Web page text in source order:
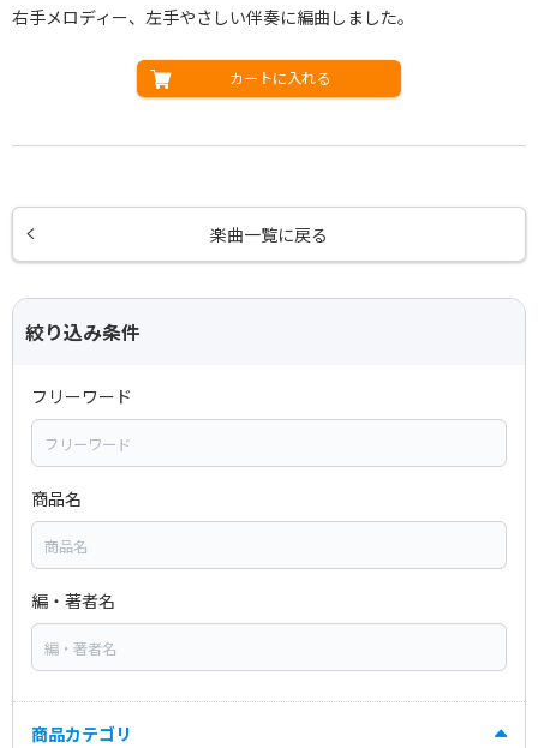
右手メロディー、左手やさしい伴奏に編曲しました。
カートに入れる
楽曲一覧に戻る
絞り込み条件
フリーワード
商品名
編・著者名
商品カテゴリ